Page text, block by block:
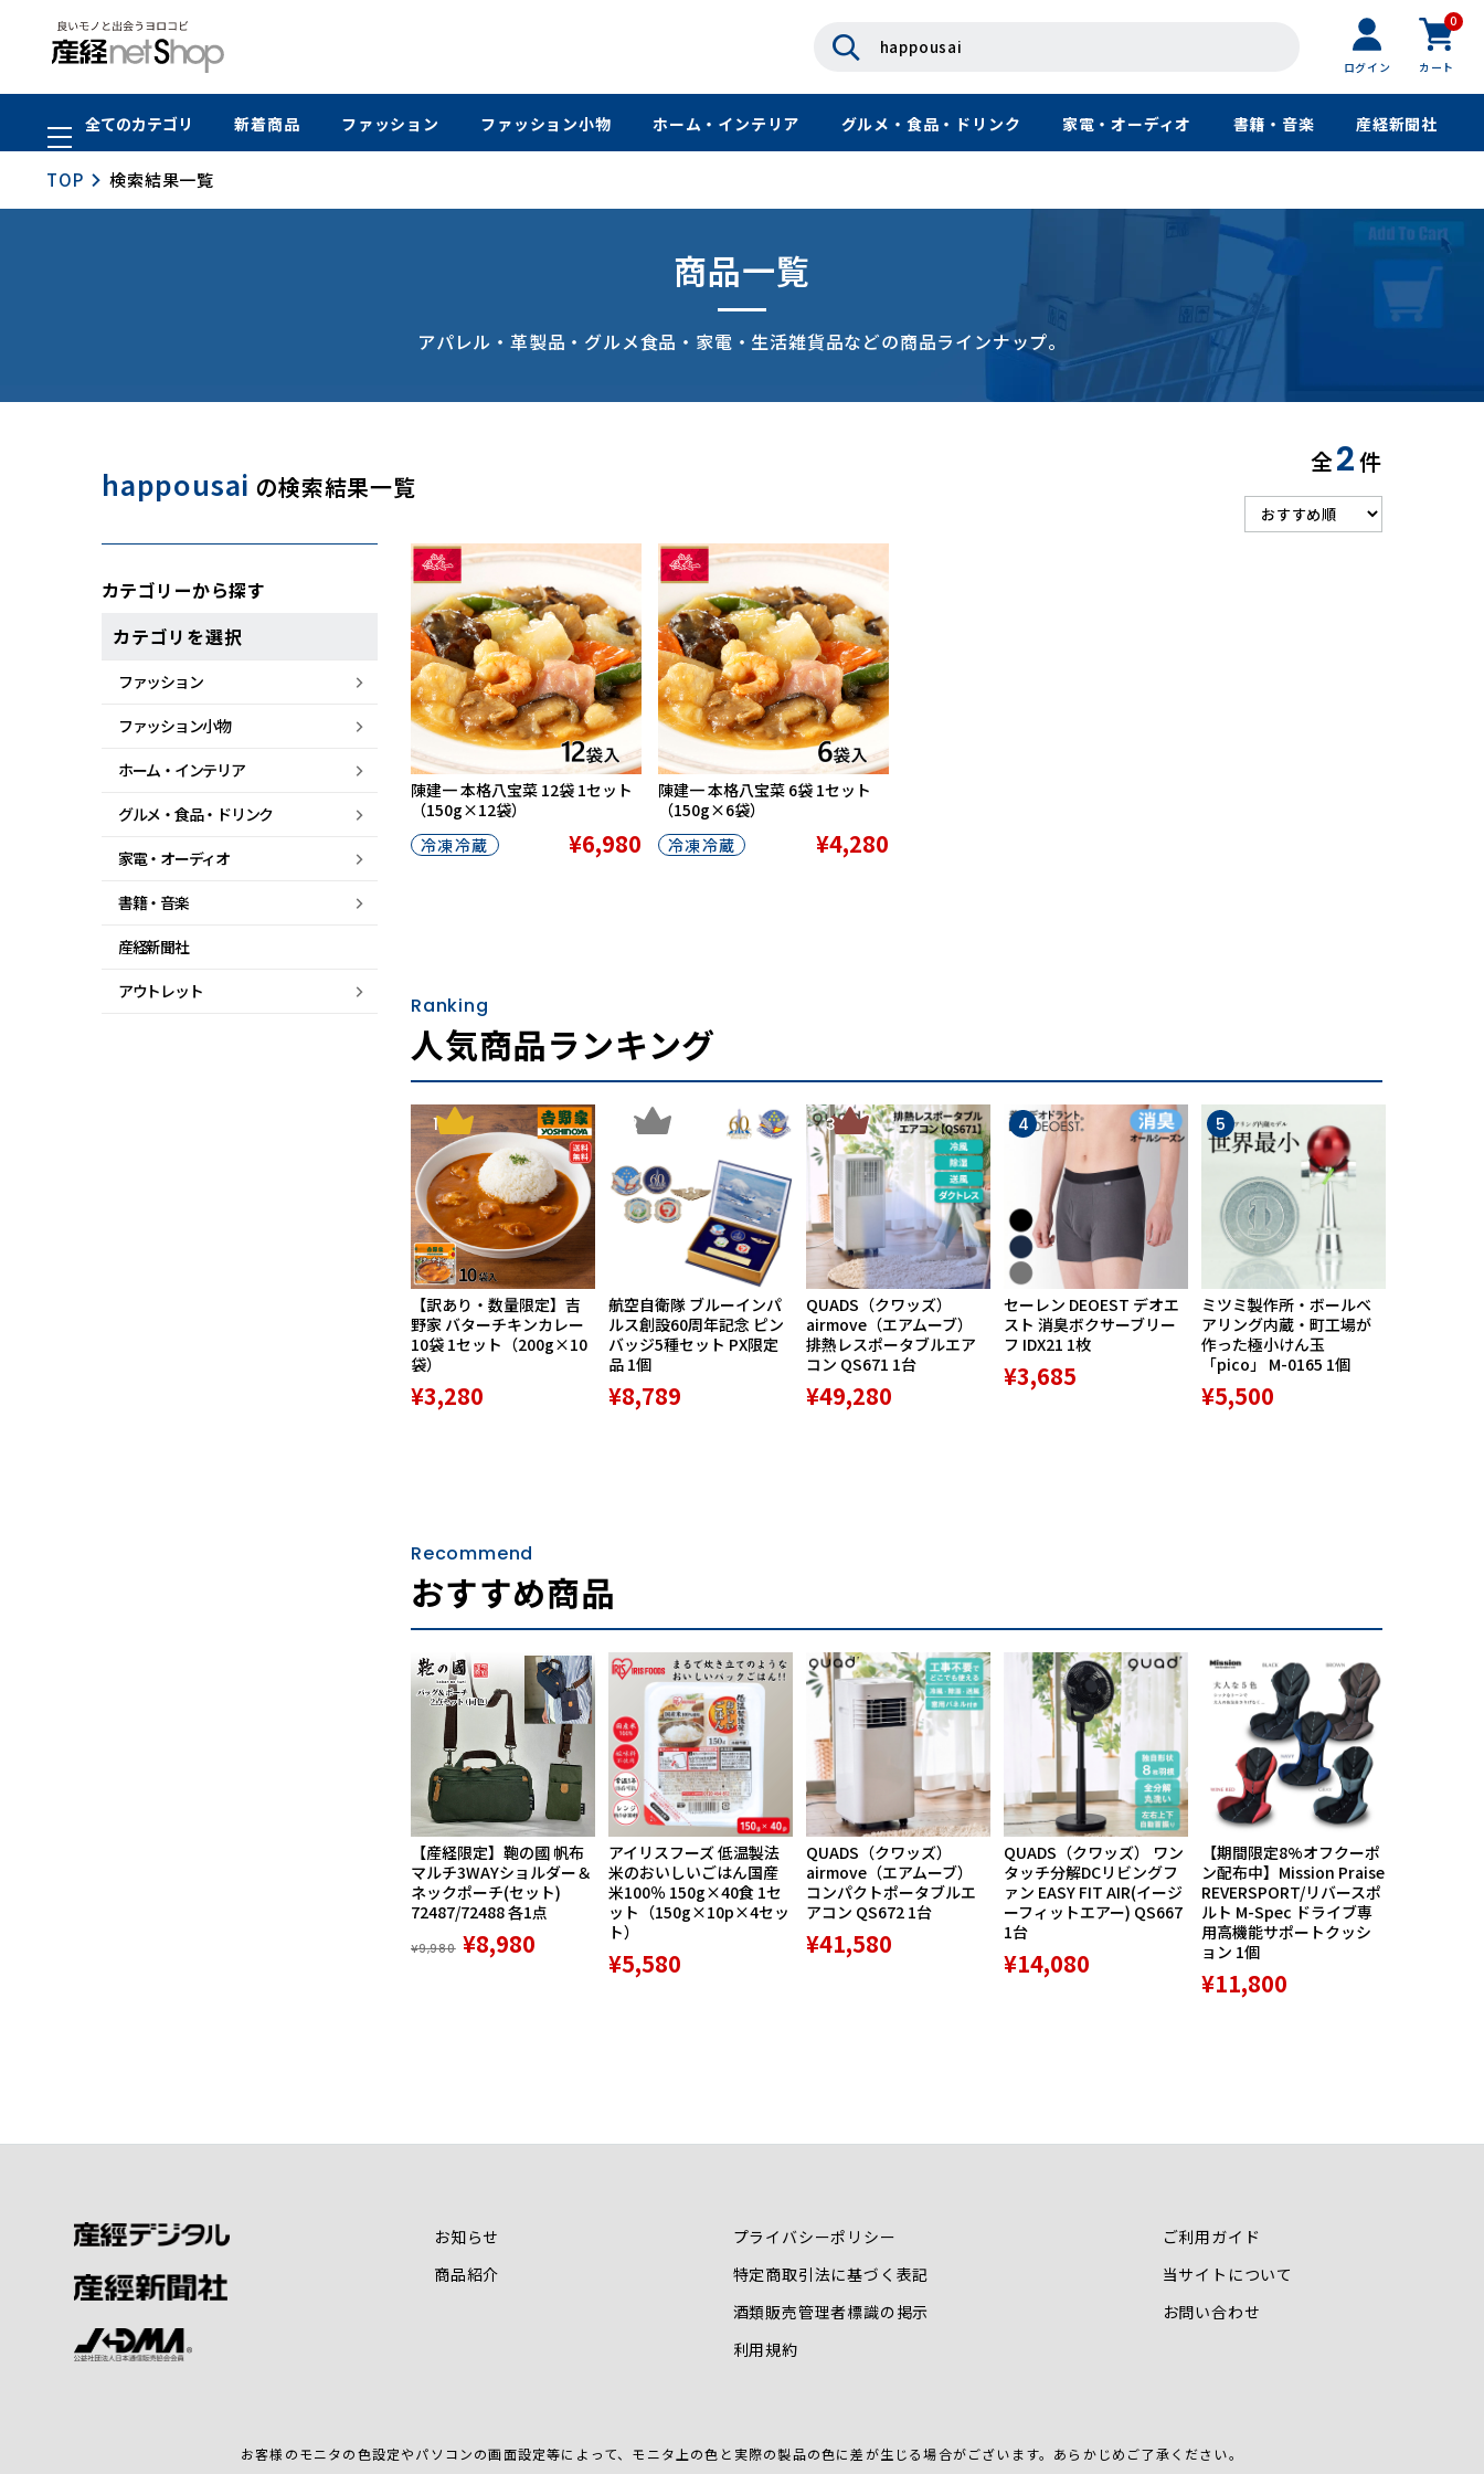
ログイン
0
カート
全てのカテゴリ 新着商品 ファッション ファッション小物 ホーム・インテリア グルメ・食品・ドリンク 家電・オーディオ 書籍・音楽 産経新聞社
TOP 検索結果一覧
商品一覧
アパレル・革製品・グルメ食品・家電・生活雑貨品などの商品ラインナップ。
happousai の検索結果一覧
全2件
カテゴリーから探す
カテゴリを選択
ファッション
ファッション小物
ホーム・ インテリア
グルメ・ 食品・ ドリンク
家電・ オーディオ
書籍・音楽
産経新聞社
アウトレット
陳建一 本格八宝菜 12袋 1セット
（150g×12袋）
冷凍冷蔵
¥6,980
陳建一 本格八宝菜 6袋 1セット
（150g×6袋）
冷凍冷蔵
¥4,280
Ranking
人気商品ランキング
1
【訳あり・数量限定】吉
野家 バターチキンカレー
10袋 1セット（200g×10
袋）
¥3,280
2
航空自衛隊 ブルーインパ
ルス創設60周年記念 ピン
バッジ5種セット PX限定
品 1個
¥8,789
3
QUADS（クワッズ）
airmove（エアムーブ）
排熱レスポータブルエア
コン QS671 1台
¥49,280
4
セーレン DEOEST デオエ
スト 消臭ボクサーブリー
フ IDX21 1枚
¥3,685
5
ミツミ製作所・ボールベ
アリング内蔵・町工場が
作った極小けん玉
「pico」 M-0165 1個
¥5,500
Recommend
おすすめ商品
【産経限定】鞄の國 帆布
マルチ3WAYショルダー＆
ネックポーチ(セット)
72487/72488 各1点
¥9,980 ¥8,980
アイリスフーズ 低温製法
米のおいしいごはん国産
米100％ 150g×40食 1セ
ット（150g×10p×4セッ
ト）
¥5,580
QUADS（クワッズ）
airmove（エアムーブ）
コンパクトポータブルエ
アコン QS672 1台
¥41,580
QUADS（クワッズ） ワン
タッチ分解DCリビングフ
ァン EASY FIT AIR(イージ
ーフィットエアー) QS667
1台
¥14,080
【期間限定8%オフクーポ
ン配布中】Mission Praise
REVERSPORT/リバースポ
ルト M-Spec ドライブ専
用高機能サポートクッシ
ョン 1個
¥11,800
お知らせ
商品紹介
プライバシーポリシー
特定商取引法に基づく表記
酒類販売管理者標識の掲示
利用規約
ご利用ガイド
当サイトについて
お問い合わせ
お客様のモニタの色設定やパソコンの画面設定等によって、 モニタ上の色と実際の製品の色に差が生じる場合がございます。 あらかじめご了承ください。